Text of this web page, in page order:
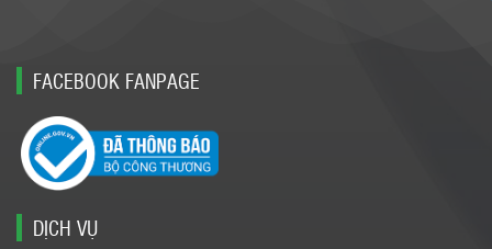
FACEBOOK FANPAGE
DỊCH VỤ